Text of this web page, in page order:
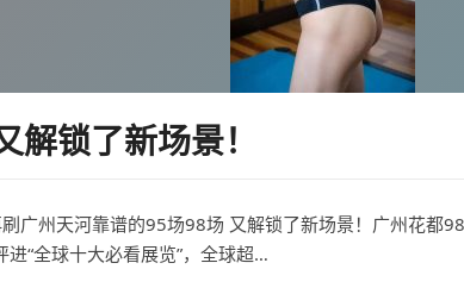
解锁了新场景！
广州天河靠谱的95场98场 又解锁了新场景！广州花都
进“全球十大必看展览”，全球超…